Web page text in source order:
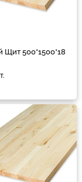
Щит 500*1500*18